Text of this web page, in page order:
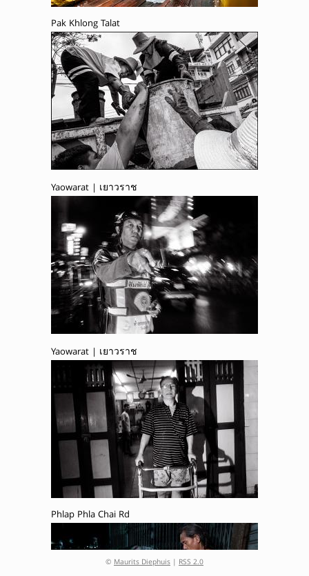
Pak Khlong Talat
Yaowarat | เยาวราช
Yaowarat | เยาวราช
Phlap Phla Chai Rd
© Maurits Diephuis | RSS 2.0